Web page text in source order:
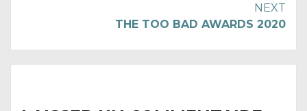
NEXT
THE TOO BAD AWARDS 2020